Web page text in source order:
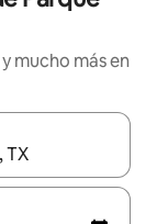
mucho más en
con las